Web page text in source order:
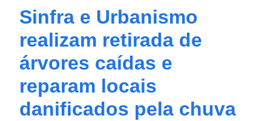
Sinfra e Urbanismo
realizam retirada de
árvores caídas e
reparam locais
danificados pela chuva